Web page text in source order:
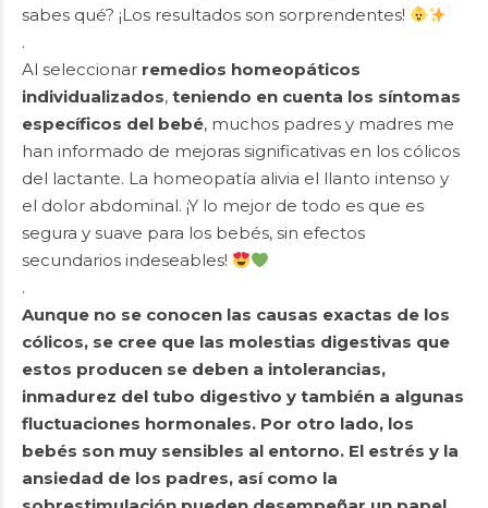
sabes qué? ¡Los resultados son sorprendentes!
.
Al seleccionar remedios homeopáticos
individualizados, teniendo en cuenta los síntomas
específicos del bebé, muchos padres y madres me
han informado de mejoras significativas en los cólicos
del lactante. La homeopatía alivia el llanto intenso y
el dolor abdominal. ¡Y lo mejor de todo es que es
segura y suave para los bebés, sin efectos
secundarios indeseables!
.
Aunque no se conocen las causas exactas de los
cólicos, se cree que las molestias digestivas que
estos producen se deben a intolerancias,
inmadurez del tubo digestivo y también a algunas
fluctuaciones hormonales. Por otro lado, los
bebés son muy sensibles al entorno. El estrés y la
ansiedad de los padres, así como la